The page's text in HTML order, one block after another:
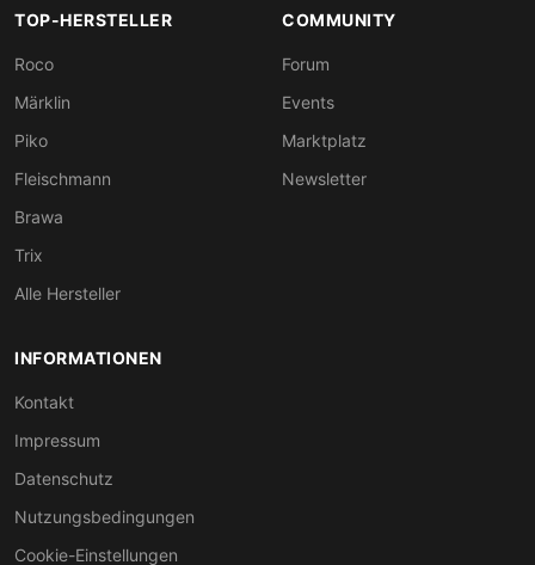
TOP-HERSTELLER
Roco
Märklin
Piko
Fleischmann
Brawa
Trix
Alle Hersteller
COMMUNITY
Forum
Events
Marktplatz
Newsletter
INFORMATIONEN
Kontakt
Impressum
Datenschutz
Nutzungsbedingungen
Cookie-Einstellungen